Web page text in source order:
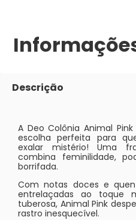
Descrição
A Deo Colônia Animal
escolha perfeita para
exalar mistério! Uma
combina feminilidade,
borrifada.
Com notas doces e
entrelaçadas ao toque
tuberosa, Animal Pink
rastro inesquecível.